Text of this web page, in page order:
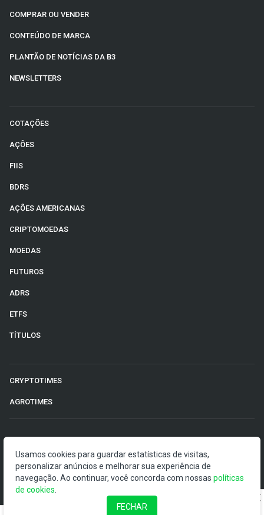
COMPRAR OU VENDER
CONTEÚDO DE MARCA
PLANTÃO DE NOTÍCIAS DA B3
NEWSLETTERS
COTAÇÕES
AÇÕES
FIIS
BDRS
AÇÕES AMERICANAS
CRIPTOMOEDAS
MOEDAS
FUTUROS
ADRS
ETFS
TÍTULOS
CRYPTOTIMES
AGROTIMES
O Money Times publica matérias de cunho jornalístico, que
visam a democratização da informação. Nossas
publicações devem ser compreendidas como boletins
anunciadores e divulgadores, e não como uma
Usamos cookies para guardar estatísticas de visitas,
personalizar anúncios e melhorar sua experiência de
navegação. Ao continuar, você concorda com nossas políticas
de cookies
FECHAR